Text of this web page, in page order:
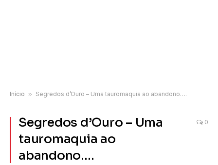
Início » Segredos d’Ouro – Uma tauromaquia ao abandono….
Segredos d’Ouro – Uma
tauromaquia ao
abandono….
0